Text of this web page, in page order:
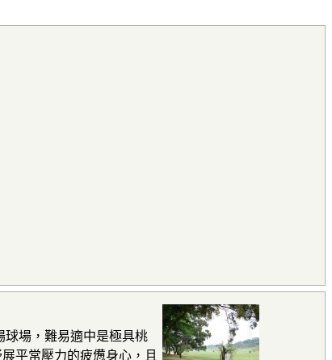
球場，難易適中是極具桃
平常壓力的疲憊身心，且